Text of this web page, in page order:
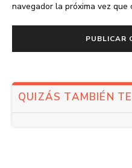
navegador la próxima vez que
QUIZÁS TAMBIÉN